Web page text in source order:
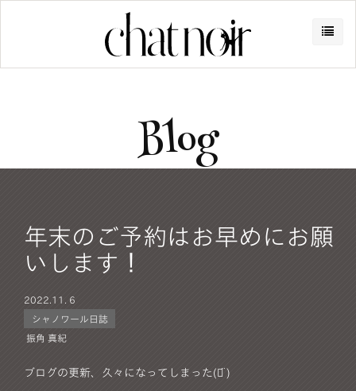
Blog
年末のご予約はお早めにお願
いします！
2022. 11. 6
シャノワール日誌
振角 真紀
ブログの更新、久々になってしまった‪(ᯅ̈ )